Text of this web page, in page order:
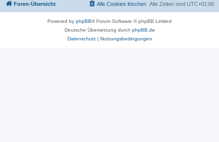
Foren-Übersicht Alle Zeiten sind UTC+01:00
Alle Cookies löschen
Powered by phpBB® Forum Software © phpBB Limited
Deutsche Übersetzung durch phpBB.de
Datenschutz| Nutzungsbedingungen